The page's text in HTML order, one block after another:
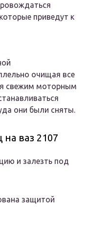
приведут к
очищая все
свежим моторным
они были сняты.
ваз 2107
и залезть под
защитой